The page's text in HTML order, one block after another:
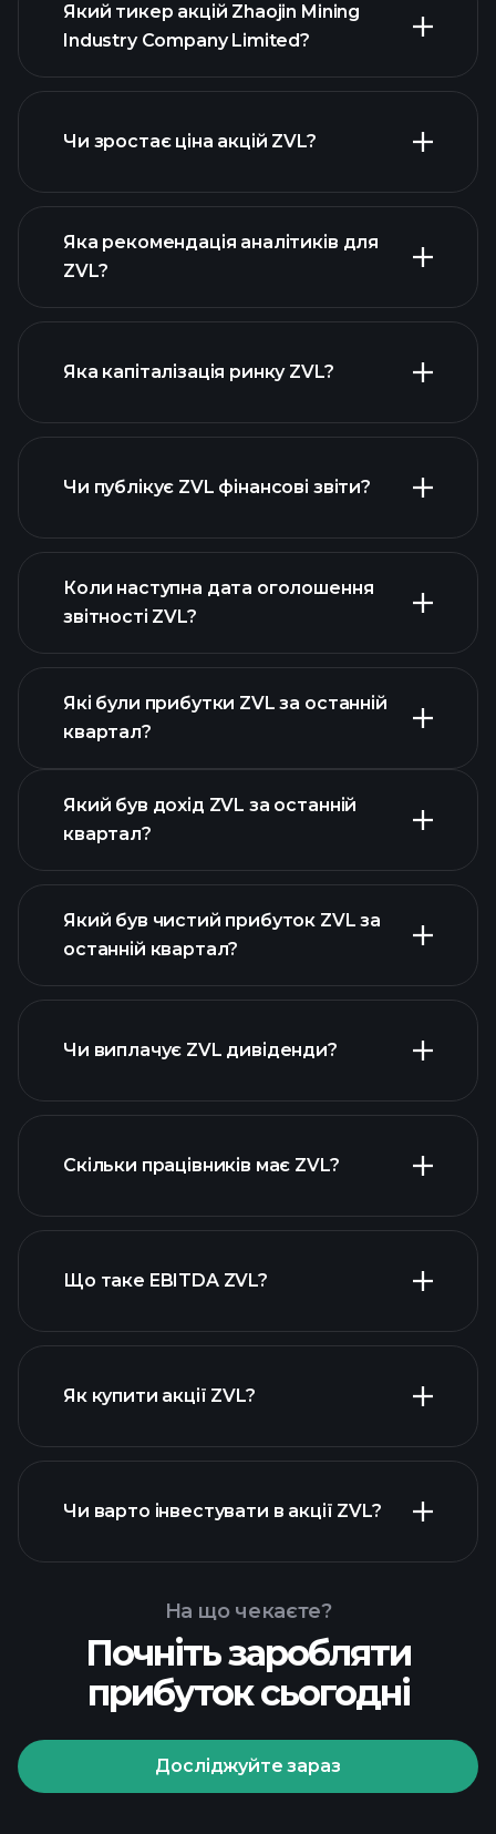
Який тикер акцій Zhaojin Mining
Industry Company Limited?
Чи зростає ціна акцій ZVL?
діаграмі ZVL
Яка рекомендація аналітиків для
ZVL?
Яка капіталізація ринку ZVL?
наш список акцій
Чи публікує ZVL фінансові звіти?
фінансовими звітами ZVL
Коли наступна дата оголошення
звітності ZVL?
Які були прибутки ZVL за останній
квартал?
прибутки ZVL
Який був дохід ZVL за останній
квартал?
фінансових звітах ZVL
Який був чистий прибуток ZVL за
останній квартал?
фінансових звітах ZVL
Чи виплачує ZVL дивіденди?
Скільки працівників має ZVL?
Що таке EBITDA ZVL?
Як купити акції ZVL?
Playtrade Tournaments
рекомендованого
брокера
Чи варто інвестувати в акції ZVL?
На що чекаєте?
Почніть заробляти
прибуток сьогодні
Досліджуйте зараз